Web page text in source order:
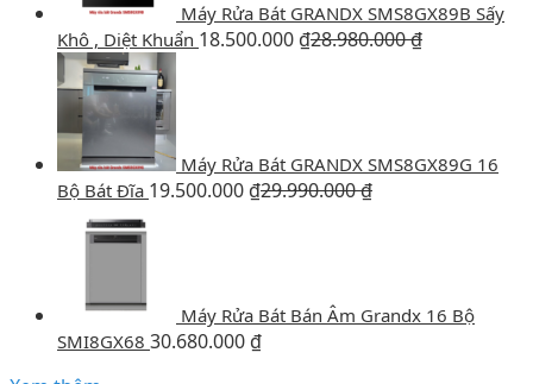
Máy Rửa Bát GRANDX SMS8GX89B Sấy
Khô , Diệt Khuẩn 18.500.000 ₫28.980.000₫
Máy Rửa Bát GRANDX SMS8GX89G 16
Bộ Bát Đĩa 19.500.000 ₫29.990.000₫
Máy Rửa Bát Bán Âm Grandx 16 Bộ
SMI8GX68 30.680.000 ₫